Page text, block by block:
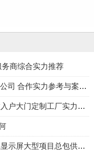
商综合实力推荐
2026年资质齐全的AI搜索营销专业公司 合作实力参考与案例盘点
2026年用料扎实的农村自建房别墅入户大门定制工厂实力公司推荐
2026年甄选的户外广告机户外液晶显示屏大型项目总包供应商推荐